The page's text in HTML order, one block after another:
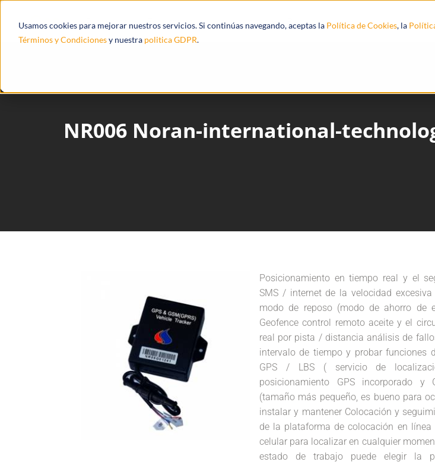
Usamos cookies para mejorar nuestros servicios. Si continúas navegando, aceptas la Política de Cookies, la
Términos y Condicionesy nuestra politica GDPR.
Productos Ecosistema Integraciones Recursos
NR006 Noran-international-
Posicionamiento en tiempo real y el
SMS / internet de la velocidad
modo de reposo (modo de ahorro de
Geofence control remoto aceite y el
real por pista / distancia análisis de
intervalo de tiempo y probar funciones
GPS / LBS ( servicio de
posicionamiento GPS incorporado y
(tamaño más pequeño, es bueno para
instalar y mantener Colocación y
de la plataforma de colocación en línea
celular para localizar en cualquier
estado de trabajo puede elegir la